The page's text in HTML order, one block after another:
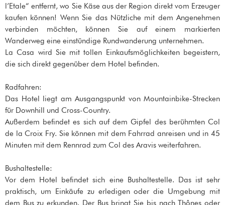
l’Etale“ entfernt, wo Sie Käse aus der Region direkt vom Erzeuger
kaufen können! Wenn Sie das Nützliche mit dem Angenehmen
verbinden möchten, können Sie auf einem markierten
Wanderweg eine einstündige Rundwanderung unternehmen.
La Casa wird Sie mit tollen Einkaufsmöglichkeiten begeistern,
die sich direkt gegenüber dem Hotel befinden.
Radfahren:
Das Hotel liegt am Ausgangspunkt von Mountainbike-Strecken
für Downhill und Cross-Country.
Außerdem befindet es sich auf dem Gipfel des berühmten Col
de la Croix Fry. Sie können mit dem Fahrrad anreisen und in 45
Minuten mit dem Rennrad zum Col des Aravis weiterfahren.
Bushaltestelle:
Vor dem Hotel befindet sich eine Bushaltestelle. Das ist sehr
praktisch, um Einkäufe zu erledigen oder die Umgebung mit
dem Bus zu erkunden. Der Bus bringt Sie bis nach Thônes oder